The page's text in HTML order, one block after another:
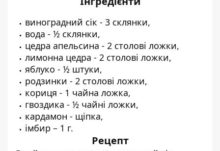
виноградний сік - 3 склянки,
вода - ½ склянки,
цедра апельсина - 2 столові ложки,
лимонна цедра - 2 столові ложки,
яблуко - ½ штуки,
родзинки - 2 столові ложки,
кориця - 1 чайна ложка,
гвоздика - ½ чайні ложки,
кардамон - щіпка,
імбир – 1 г.
Рецепт